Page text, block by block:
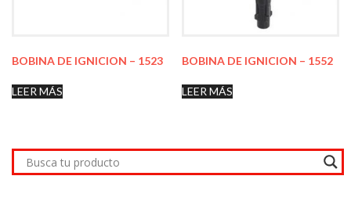
BOBINA DE IGNICION – 1523
LEER MÁS
BOBINA DE IGNICION – 1552
LEER MÁS